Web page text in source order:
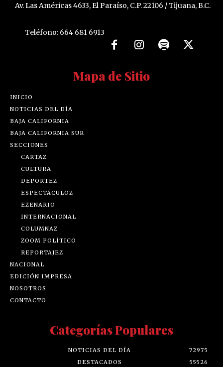
Av. Las Américas 4633, El Paraíso, C.P. 22106 / Tijuana, B.C.
Teléfono: 664 681 6913
Mapa de Sitio
INICIO
NOTICIAS DEL DÍA
BAJA CALIFORNIA
BAJA CALIFORNIA SUR
SECCIONES
CARTAZ
CULTURA
DEPORTEZ
ESPECTÁCULOZ
EZENARIO
INTERNACIONAL
COLUMNAZ
ZOOM POLÍTICO
REPORTAJEZ
NACIONAL
EDICIÓN IMPRESA
NOSOTROS
CONTACTO
Categorías Populares
NOTICIAS DEL DÍA
72975
DESTACADOS
55526